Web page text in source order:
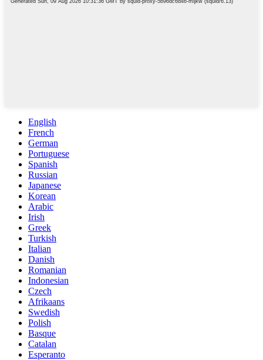
English
French
German
Portuguese
Spanish
Russian
Japanese
Korean
Arabic
Irish
Greek
Turkish
Italian
Danish
Romanian
Indonesian
Czech
Afrikaans
Swedish
Polish
Basque
Catalan
Esperanto